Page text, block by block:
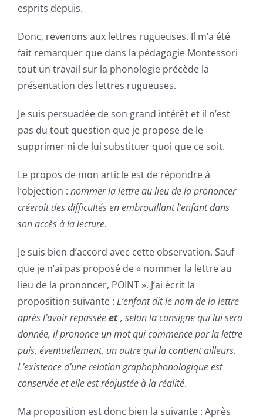
esprits depuis.
Donc, revenons aux lettres rugueuses. Il m’a été
fait remarquer que dans la pédagogie Montessori
tout un travail sur la phonologie précède la
présentation des lettres rugueuses.
Je suis persuadée de son grand intérêt et il n’est
pas du tout question que je propose de le
supprimer ni de lui substituer quoi que ce soit.
Le propos de mon article est de répondre à
l’objection : nommer la lettre au lieu de la prononcer
créerait des difficultés en embrouillant l’enfant dans
son accès à la lecture.
Je suis bien d’accord avec cette observation. Sauf
que je n’ai pas proposé de « nommer la lettre au
lieu de la prononcer, POINT ». J’ai écrit la
proposition suivante : L’enfant dit le nom de la lettre
après l’avoir repasséeet, selon la consigne qui lui sera
donnée, il prononce un mot qui commence par la lettre
puis, éventuellement, un autre qui la contient ailleurs.
L’existence d’une relation graphophonologique est
conservée et elle est réajustée à la réalité.
Ma proposition est donc bien la suivante : Après